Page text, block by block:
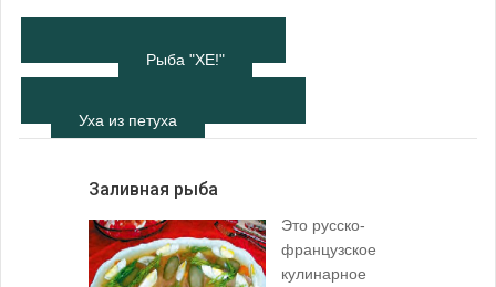
Рыба "ХЕ!"
Уха из петуха
Заливная рыба
Это русско-
французское
кулинарное